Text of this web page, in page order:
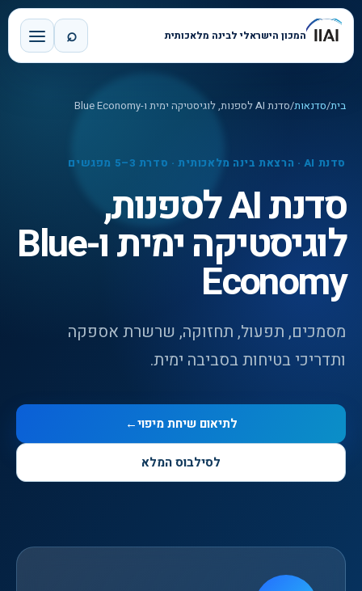
המכון הישראלי לבינה מלאכותית ⌕
בית/סדנאות/סדנת AI לספנות, לוגיסטיקה ימית ו-Blue Economy
סדנת AI · הרצאת בינה מלאכותית · סדרת 3–5 מפגשים
סדנת AI לספנות,
לוגיסטיקה ימית ו-Blue
Economy
מסמכים, תפעול, תחזוקה, שרשרת אספקה
ותדריכי בטיחות בסביבה ימית.
לתיאום שיחת מיפוי←
לסילבוס המלא